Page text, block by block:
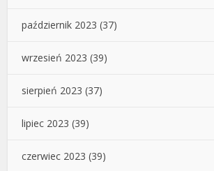
październik 2023 (37)
wrzesień 2023 (39)
sierpień 2023 (37)
lipiec 2023 (39)
czerwiec 2023 (39)